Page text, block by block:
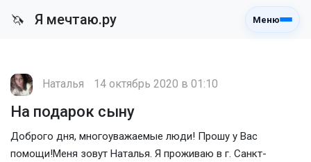
🦄 Я мечтаю.ру Меню
Наталья 14 октябрь 2020 в 01:10
На подарок сыну
Доброго дня, многоуважаемые люди! Прошу у Вас
помощи!Меня зовут Наталья. Я проживаю в г. Санкт-